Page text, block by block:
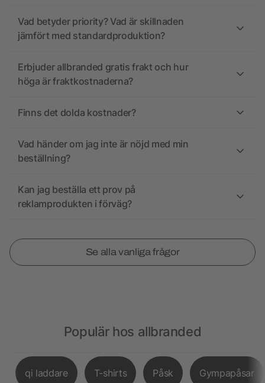
Vad betyder priority? Vad är skillnaden
jämfört med standardproduktion?
Erbjuder allbranded gratis frakt och hur
höga är fraktkostnaderna?
Finns det dolda kostnader?
Vad händer om jag inte är nöjd med min
beställning?
Kan jag beställa ett prov på
reklamprodukten i förväg?
Se alla vanliga frågor
Populär hos allbranded
qi laddare T-shirts Påsk Gympapåsar